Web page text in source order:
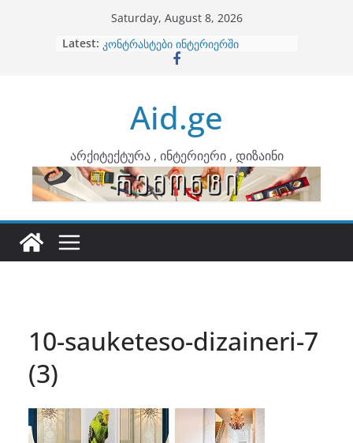
Saturday, August 8, 2026
Latest: ბინების გაერთიანება
კონტრასტები ინტერიერში
ინტერიერის დიზიანი
არტემიდი წარმოგიდგენთ
Aid.ge
არქიტექტურა , ინტერიერი , დიზაინი
10-sauketeso-dizaineri-7
(3)